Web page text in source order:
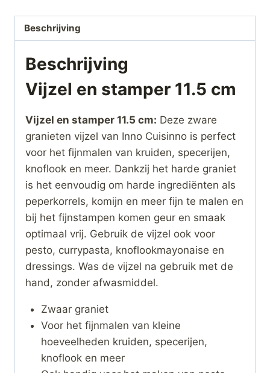
Beschrijving
Beschrijving
Vijzel en stamper 11.5 cm
Vijzel en stamper 11.5 cm: Deze zware
granieten vijzel van Inno Cuisinno is perfect
voor het fijnmalen van kruiden, specerijen,
knoflook en meer. Dankzij het harde graniet
is het eenvoudig om harde ingrediënten als
peperkorrels, komijn en meer fijn te malen en
bij het fijnstampen komen geur en smaak
optimaal vrij. Gebruik de vijzel ook voor
pesto, currypasta, knoflookmayonaise en
dressings. Was de vijzel na gebruik met de
hand, zonder afwasmiddel.
Zwaar graniet
Voor het fijnmalen van kleine
hoeveelheden kruiden, specerijen,
knoflook en meer